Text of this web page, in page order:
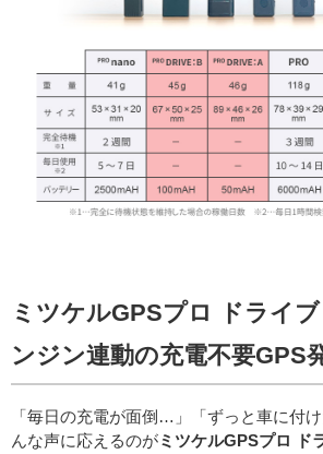
ミツケルGPSプロ ドライ
ンジン連動の充電不要GPS
「毎日の充電が面倒…」「ずっと車に付
んな声に応えるのがミツケルGPSプロ ド